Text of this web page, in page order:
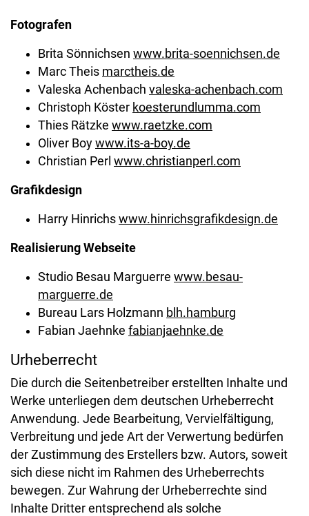
Fotografen
Brita Sönnichsen www.brita-soennichsen.de
Marc Theis marctheis.de
Valeska Achenbach valeska-achenbach.com
Christoph Köster koesterundlumma.com
Thies Rätzke www.raetzke.com
Oliver Boy www.its-a-boy.de
Christian Perl www.christianperl.com
Grafikdesign
Harry Hinrichs www.hinrichsgrafikdesign.de
Realisierung Webseite
Studio Besau Marguerre www.besau-
marguerre.de
Bureau Lars Holzmann blh.hamburg
Fabian Jaehnke fabianjaehnke.de
Urheberrecht
Die durch die Seitenbetreiber erstellten Inhalte und
Werke unterliegen dem deutschen Urheberrecht
Anwendung. Jede Bearbeitung, Vervielfältigung,
Verbreitung und jede Art der Verwertung bedürfen
der Zustimmung des Erstellers bzw. Autors, soweit
sich diese nicht im Rahmen des Urheberrechts
bewegen. Zur Wahrung der Urheberrechte sind
Inhalte Dritter entsprechend als solche